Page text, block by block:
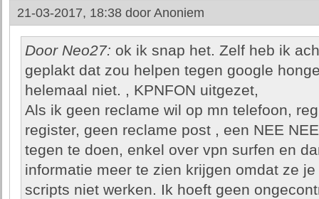
21-03-2017, 18:38 door Anoniem
Door Neo27: ok ik snap het. Zelf heb ik
geplakt dat zou helpen tegen google
helemaal niet. , KPNFON uitgezet,
Als ik geen reclame wil op mn telefoon,
register, geen reclame post , een NEE
tegen te doen, enkel over vpn surfen en
informatie meer te zien krijgen omdat ze
scripts niet werken. Ik hoeft geen